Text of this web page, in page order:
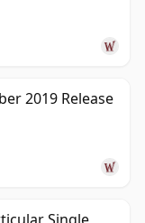
2019 Release